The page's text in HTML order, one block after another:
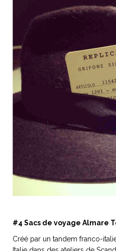
#4 Sacs de voyage Almare
Créé par un tandem franco-